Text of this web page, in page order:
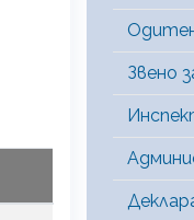
Звено